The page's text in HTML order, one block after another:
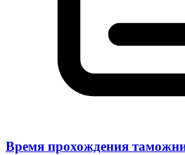
Время прохождения